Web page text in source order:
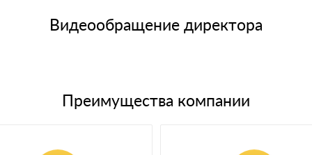
банковским картам
Видеообращение директора
Преимущества компании